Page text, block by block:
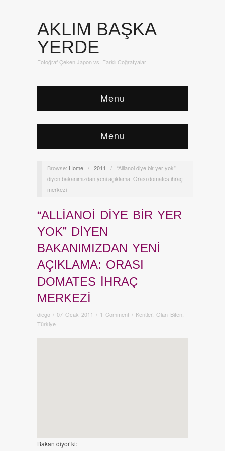
AKLIM BAŞKA
YERDE
Fotoğraf Çeken Japon vs. Farklı Coğrafyalar
Menu
Menu
Browse: Home / 2011 / “Allianoi diye bir yer yok”
diyen bakanımızdan yeni açıklama: Orası domates ihraç
merkezi
“ALLIANOI DIYE BIR YER
YOK” DIYEN
BAKANIMIZDAN YENI
AÇIKLAMA: ORASI
DOMATES IHRAÇ
MERKEZI
diego / 07 Ocak 2011 / 1 Comment / Kentler, Olan Biten
Türkiye
Bakan diyor ki: